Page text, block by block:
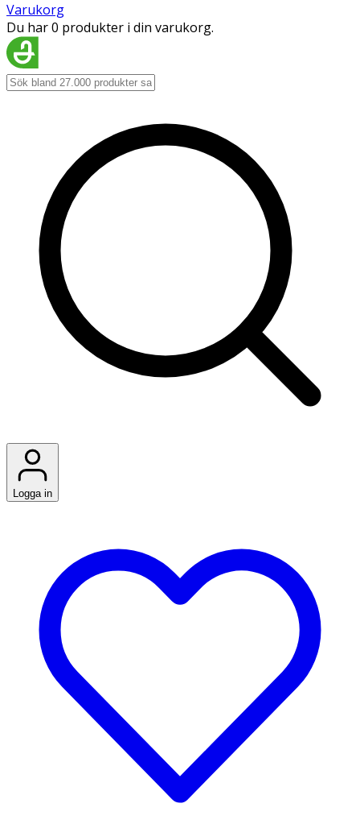
Varukorg
Du har 0 produkter i din varukorg.
Logga in